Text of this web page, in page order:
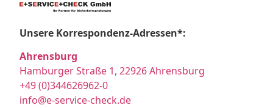
Unsere Korrespondenz-Adressen*:
Ahrensburg
Hamburger Straße 1, 22926 Ahrensburg
+49 (0)344626962-0
info@e-service-check.de